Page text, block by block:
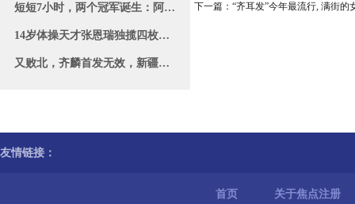
短短7小时，两个冠军诞生：阿根廷卫冕美洲杯，西班牙再夺欧洲杯
14岁体操天才张恩瑞独揽四枚金牌，广西再现李宁般辉煌
又败北，齐麟首发无效，新疆负湖北，全运会0胜6负_进攻_防守_比赛
下一篇： “齐耳发”今年最流行, 满街
友情链接：
首页 关于焦点注册